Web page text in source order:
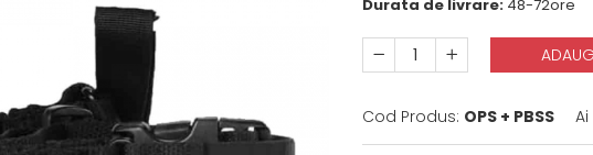
Durata de livrare: 48-72ore
Cod Produs: OPS + PBSS